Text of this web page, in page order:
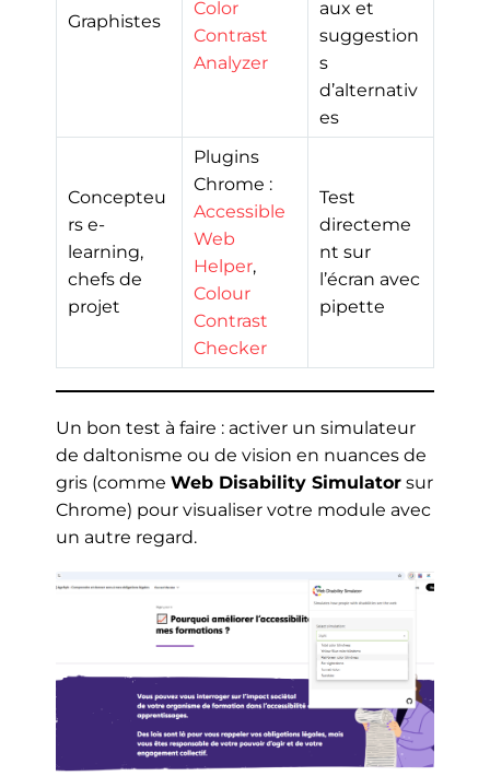
Graphistes
Color
Contrast
Analyzer
aux et
suggestion
s
d’alternativ
es
Concepteu
rs e-
learning,
chefs de
projet
Plugins
Chrome :
Accessible
Web
Helper,
Colour
Contrast
Checker
Test
directeme
nt sur
l’écran avec
pipette
Un bon test à faire : activer un simulateur
de daltonisme ou de vision en nuances de
gris (comme Web Disability Simulator sur
Chrome) pour visualiser votre module avec
un autre regard.